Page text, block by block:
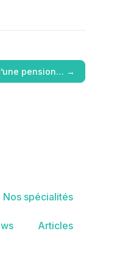
pension… →
Nos spécialités
Articles